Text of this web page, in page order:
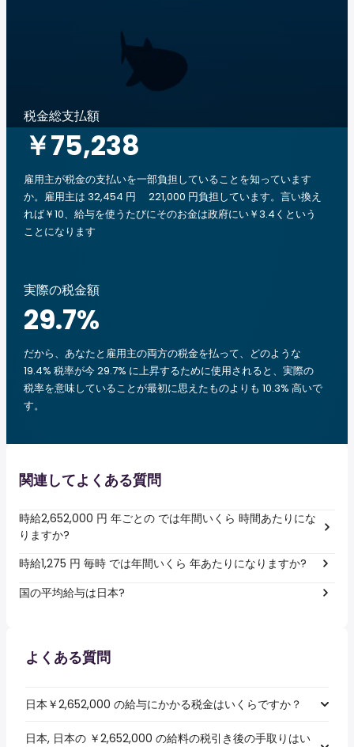
税金総支払額
￥75,238
雇用主が税金の支払いを一部負担していることを知っています
か。雇用主は 32,454 円 221,000 円負担しています。言い換え
れば￥10、給与を使うたびにそのお金は政府にい￥3.4くという
ことになります
実際の税金額
29.7%
だから、あなたと雇用主の両方の税金を払って、どのような
19.4% 税率が今 29.7% に上昇するために使用されると、実際の
税率を意味していることが最初に思えたものよりも 10.3% 高いで
す。
関連してよくある質問
時給2,652,000 円 年ごとの では年間いくら 時間あたりにな
りますか?
時給1,275 円 毎時 では年間いくら 年あたりになりますか?
国の平均給与は日本?
よくある質問
日本￥2,652,000 の給与にかかる税金はいくらですか？
日本, 日本の ￥2,652,000 の給料の税引き後の手取りはい